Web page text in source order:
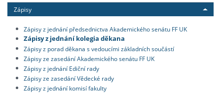
Zápisy
Zápisy z jednání předsednictva Akademického senátu FF UK
Zápisy z jednání kolegia děkana
Zápisy z porad děkana s vedoucími základních součástí
Zápisy ze zasedání Akademického senátu FF UK
Zápisy z jednání Ediční rady
Zápisy ze zasedání Vědecké rady
Zápisy z jednání komisí fakulty